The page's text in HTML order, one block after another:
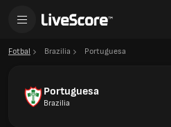
Fotbal Brazilia Portuguesa
Portuguesa
Brazilia